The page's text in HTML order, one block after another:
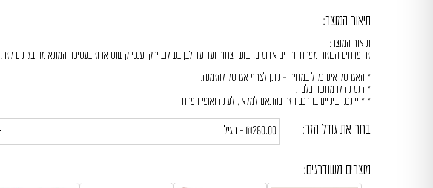
תיאור המוצר:
תיאור המוצר:
זר פרחים השזור מפרחי ורדים אדומים, שושן צחור ועד עד לבן בשילוב ירק וענפי קישוט ארוז בעטיפה המתאימה בגוונים לזר.
* האגרטל אינו כלול במחיר – ניתן לצרף אגרטל להזמנה.
*התמונה להמחשה בלבד.
* * ייתכנו שינויים בהרכב הזר בהתאם למלאי, לעונה ואופי הפרח
במידה וחלק מהפרחים חסרים במלאי ישולבו פרחים דומים ככל האפשר התואמים לאופי הזר.
בחר את גודל הזר:
מוצרים משודרגים: